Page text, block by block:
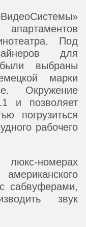
Под
для
выбраны
марки
Окружение
и позволяет
погрузиться
рабочего
номерах
сабвуферами,
звук